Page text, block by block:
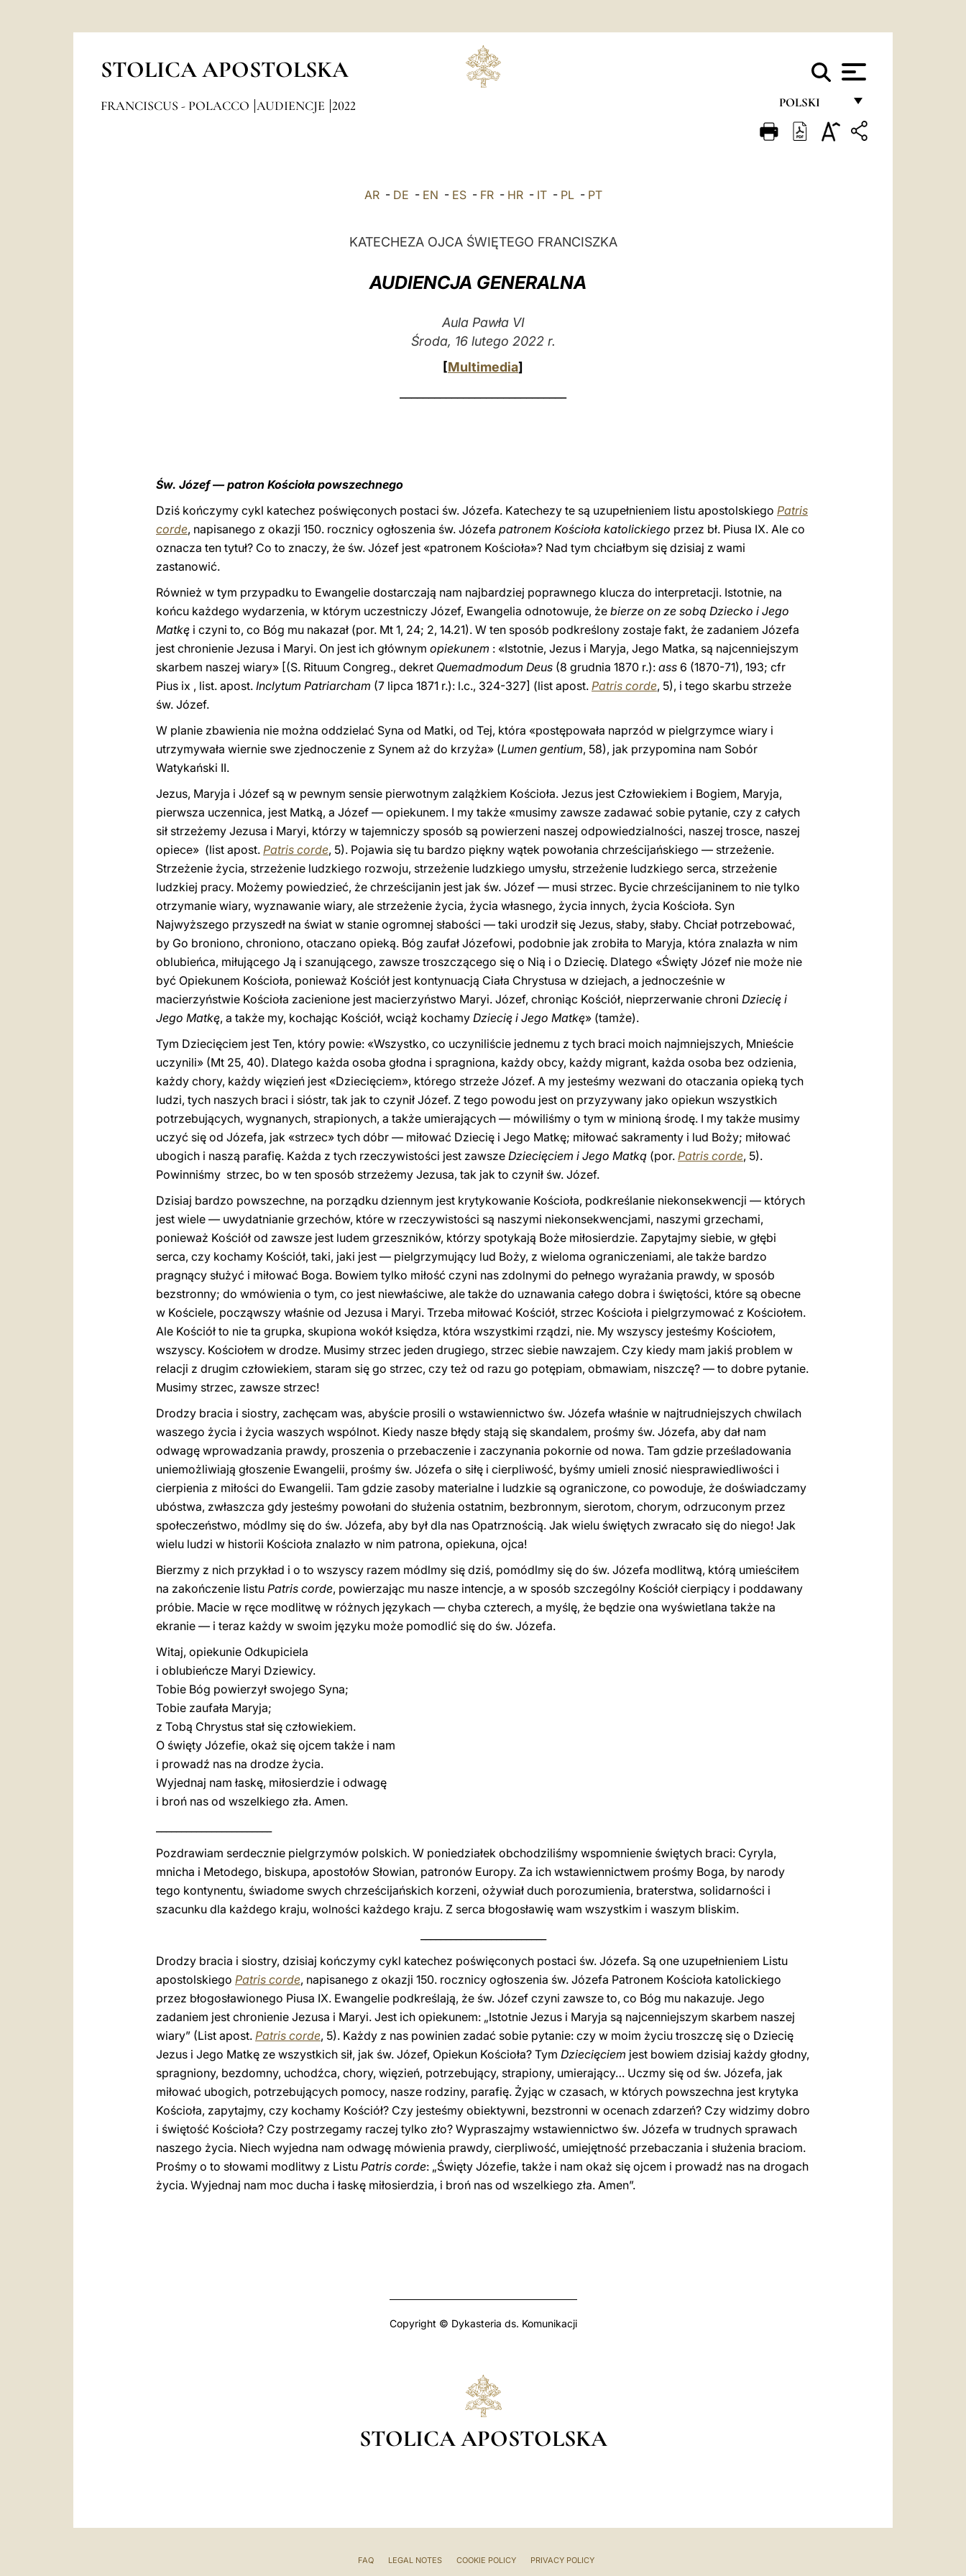
STOLICA APOSTOLSKA
POLSKI
FRANÇAIS
FRANCISCUS - POLACCO AUDIENCJE 2022
AR- DE - EN - ES- FR- HR- IT- PL- PT
KATECHEZA OJCA ŚWIĘTEGO FRANCISZKA
AUDIENCJA GENERALNA
Aula Pawła VI
Środa, 16 lutego 2022 r.
[Multimedia]
Św. Józef — patron Kościoła powszechnego
Dziś kończymy cykl katechez poświęconych postaci św. Józefa. Katechezy te są uzupełnieniem listu apostolskiego Patris
corde, napisanego z okazji 150. rocznicy ogłoszenia św. Józefa patronem Kościoła katolickiego przez bł. Piusa IX. Ale co
oznacza ten tytuł? Co to znaczy, że św. Józef jest «patronem Kościoła»? Nad tym chciałbym się dzisiaj z wami
zastanowić.
Również w tym przypadku to Ewangelie dostarczają nam najbardziej poprawnego klucza do interpretacji. Istotnie, na
końcu każdego wydarzenia, w którym uczestniczy Józef, Ewangelia odnotowuje, że bierze on ze sobą Dziecko i Jego
Matkę i czyni to, co Bóg mu nakazał (por. Mt 1, 24; 2, 14.21). W ten sposób podkreślony zostaje fakt, że zadaniem Józefa
jest chronienie Jezusa i Maryi. On jest ich głównym opiekunem : «Istotnie, Jezus i Maryja, Jego Matka, są najcenniejszym
skarbem naszej wiary» [(S. Rituum Congreg., dekret Quemadmodum Deus (8 grudnia 1870 r.): ass 6 (1870-71), 193; cfr
Pius ix , list. apost. Inclytum Patriarcham (7 lipca 1871 r.): l.c., 324-327] (list apost. Patris corde, 5), i tego skarbu strzeże
św. Józef.
W planie zbawienia nie można oddzielać Syna od Matki, od Tej, która «postępowała naprzód w pielgrzymce wiary i
utrzymywała wiernie swe zjednoczenie z Synem aż do krzyża» (Lumen gentium, 58), jak przypomina nam Sobór
Watykański II.
Jezus, Maryja i Józef są w pewnym sensie pierwotnym zalążkiem Kościoła. Jezus jest Człowiekiem i Bogiem, Maryja,
pierwsza uczennica, jest Matką, a Józef — opiekunem. I my także «musimy zawsze zadawać sobie pytanie, czy z całych
sił strzeżemy Jezusa i Maryi, którzy w tajemniczy sposób są powierzeni naszej odpowiedzialności, naszej trosce, naszej
opiece» (list apost. Patris corde, 5). Pojawia się tu bardzo piękny wątek powołania chrześcijańskiego — strzeżenie.
Strzeżenie życia, strzeżenie ludzkiego rozwoju, strzeżenie ludzkiego umysłu, strzeżenie ludzkiego serca, strzeżenie
ludzkiej pracy. Możemy powiedzieć, że chrześcijanin jest jak św. Józef — musi strzec. Bycie chrześcijaninem to nie tylko
otrzymanie wiary, wyznawanie wiary, ale strzeżenie życia, życia własnego, życia innych, życia Kościoła. Syn
Najwyższego przyszedł na świat w stanie ogromnej słabości — taki urodził się Jezus, słaby, słaby. Chciał potrzebować,
by Go broniono, chroniono, otaczano opieką. Bóg zaufał Józefowi, podobnie jak zrobiła to Maryja, która znalazła w nim
oblubieńca, miłującego Ją i szanującego, zawsze troszczącego się o Nią i o Dziecię. Dlatego «Święty Józef nie może nie
być Opiekunem Kościoła, ponieważ Kościół jest kontynuacją Ciała Chrystusa w dziejach, a jednocześnie w
macierzyństwie Kościoła zacienione jest macierzyństwo Maryi. Józef, chroniąc Kościół, nieprzerwanie chroni Dziecię i
Jego Matkę, a także my, kochając Kościół, wciąż kochamy Dziecię i Jego Matkę» (tamże).
Tym Dziecięciem jest Ten, który powie: «Wszystko, co uczyniliście jednemu z tych braci moich najmniejszych, Mnieście
uczynili» (Mt 25, 40). Dlatego każda osoba głodna i spragniona, każdy obcy, każdy migrant, każda osoba bez odzienia,
każdy chory, każdy więzień jest «Dziecięciem», którego strzeże Józef. A my jesteśmy wezwani do otaczania opieką tych
ludzi, tych naszych braci i sióstr, tak jak to czynił Józef. Z tego powodu jest on przyzywany jako opiekun wszystkich
potrzebujących, wygnanych, strapionych, a także umierających — mówiliśmy o tym w minioną środę. I my także musimy
uczyć się od Józefa, jak «strzec» tych dóbr — miłować Dziecię i Jego Matkę; miłować sakramenty i lud Boży; miłować
ubogich i naszą parafię. Każda z tych rzeczywistości jest zawsze Dziecięciem i Jego Matką (por. Patris corde, 5).
Powinniśmy strzec, bo w ten sposób strzeżemy Jezusa, tak jak to czynił św. Józef.
Dzisiaj bardzo powszechne, na porządku dziennym jest krytykowanie Kościoła, podkreślanie niekonsekwencji — których
jest wiele — uwydatnianie grzechów, które w rzeczywistości są naszymi niekonsekwencjami, naszymi grzechami,
ponieważ Kościół od zawsze jest ludem grzeszników, którzy spotykają Boże miłosierdzie. Zapytajmy siebie, w głębi
serca, czy kochamy Kościół, taki, jaki jest — pielgrzymujący lud Boży, z wieloma ograniczeniami, ale także bardzo
pragnący służyć i miłować Boga. Bowiem tylko miłość czyni nas zdolnymi do pełnego wyrażania prawdy, w sposób
bezstronny; do wmówienia o tym, co jest niewłaściwe, ale także do uznawania całego dobra i świętości, które są obecne
w Kościele, począwszy właśnie od Jezusa i Maryi. Trzeba miłować Kościół, strzec Kościoła i pielgrzymować z Kościołem.
Ale Kościół to nie ta grupka, skupiona wokół księdza, która wszystkimi rządzi, nie. My wszyscy jesteśmy Kościołem,
wszyscy. Kościołem w drodze. Musimy strzec jeden drugiego, strzec siebie nawzajem. Czy kiedy mam jakiś problem w
relacji z drugim człowiekiem, staram się go strzec, czy też od razu go potępiam, obmawiam, niszczę? — to dobre pytanie.
Musimy strzec, zawsze strzec!
Drodzy bracia i siostry, zachęcam was, abyście prosili o wstawiennictwo św. Józefa właśnie w najtrudniejszych chwilach
waszego życia i życia waszych wspólnot. Kiedy nasze błędy stają się skandalem, prośmy św. Józefa, aby dał nam
odwagę wprowadzania prawdy, proszenia o przebaczenie i zaczynania pokornie od nowa. Tam gdzie prześladowania
uniemożliwiają głoszenie Ewangelii, prośmy św. Józefa o siłę i cierpliwość, byśmy umieli znosić niesprawiedliwości i
cierpienia z miłości do Ewangelii. Tam gdzie zasoby materialne i ludzkie są ograniczone, co powoduje, że doświadczamy
ubóstwa, zwłaszcza gdy jesteśmy powołani do służenia ostatnim, bezbronnym, sierotom, chorym, odrzuconym przez
społeczeństwo, módlmy się do św. Józefa, aby był dla nas Opatrznością. Jak wielu świętych zwracało się do niego! Jak
wielu ludzi w historii Kościoła znalazło w nim patrona, opiekuna, ojca!
Bierzmy z nich przykład i o to wszyscy razem módlmy się dziś, pomódlmy się do św. Józefa modlitwą, którą umieściłem
na zakończenie listu Patris corde, powierzając mu nasze intencje, a w sposób szczególny Kościół cierpiący i poddawany
próbie. Macie w ręce modlitwę w różnych językach — chyba czterech, a myślę, że będzie ona wyświetlana także na
ekranie — i teraz każdy w swoim języku może pomodlić się do św. Józefa.
Witaj, opiekunie Odkupiciela
i oblubieńcze Maryi Dziewicy.
Tobie Bóg powierzył swojego Syna;
Tobie zaufała Maryja;
z Tobą Chrystus stał się człowiekiem.
O święty Józefie, okaż się ojcem także i nam
i prowadź nas na drodze życia.
Wyjednaj nam łaskę, miłosierdzie i odwagę
i broń nas od wszelkiego zła. Amen.
Pozdrawiam serdecznie pielgrzymów polskich. W poniedziałek obchodziliśmy wspomnienie świętych braci: Cyryla,
mnicha i Metodego, biskupa, apostołów Słowian, patronów Europy. Za ich wstawiennictwem prośmy Boga, by narody
tego kontynentu, świadome swych chrześcijańskich korzeni, ożywiał duch porozumienia, braterstwa, solidarności i
szacunku dla każdego kraju, wolności każdego kraju. Z serca błogosławię wam wszystkim i waszym bliskim.
Drodzy bracia i siostry, dzisiaj kończymy cykl katechez poświęconych postaci św. Józefa. Są one uzupełnieniem Listu
apostolskiego Patris corde, napisanego z okazji 150. rocznicy ogłoszenia św. Józefa Patronem Kościoła katolickiego
przez błogosławionego Piusa IX. Ewangelie podkreślają, że św. Józef czyni zawsze to, co Bóg mu nakazuje. Jego
zadaniem jest chronienie Jezusa i Maryi. Jest ich opiekunem: „Istotnie Jezus i Maryja są najcenniejszym skarbem naszej
wiary” (List apost. Patris corde, 5). Każdy z nas powinien zadać sobie pytanie: czy w moim życiu troszczę się o Dziecię
Jezus i Jego Matkę ze wszystkich sił, jak św. Józef, Opiekun Kościoła? Tym Dziecięciem jest bowiem dzisiaj każdy głodny,
spragniony, bezdomny, uchodźca, chory, więzień, potrzebujący, strapiony, umierający… Uczmy się od św. Józefa, jak
miłować ubogich, potrzebujących pomocy, nasze rodziny, parafię. Żyjąc w czasach, w których powszechna jest krytyka
Kościoła, zapytajmy, czy kochamy Kościół? Czy jesteśmy obiektywni, bezstronni w ocenach zdarzeń? Czy widzimy dobro
i świętość Kościoła? Czy postrzegamy raczej tylko zło? Wypraszajmy wstawiennictwo św. Józefa w trudnych sprawach
naszego życia. Niech wyjedna nam odwagę mówienia prawdy, cierpliwość, umiejętność przebaczania i służenia braciom.
Prośmy o to słowami modlitwy z Listu Patris corde: „Święty Józefie, także i nam okaż się ojcem i prowadź nas na drogach
życia. Wyjednaj nam moc ducha i łaskę miłosierdzia, i broń nas od wszelkiego zła. Amen”.
Copyright © Dykasteria ds. Komunikacji
STOLICA APOSTOLSKA
FAQ LEGAL NOTES COOKIE POLICY PRIVACY POLICY